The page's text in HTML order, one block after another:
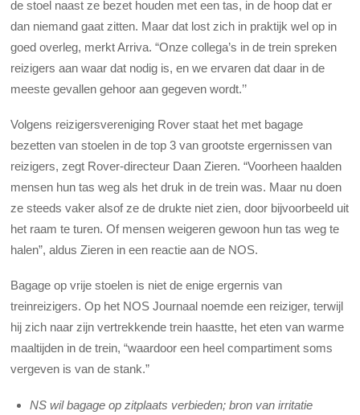
de stoel naast ze bezet houden met een tas, in de hoop dat er
dan niemand gaat zitten. Maar dat lost zich in praktijk wel op in
goed overleg, merkt Arriva. “Onze collega’s in de trein spreken
reizigers aan waar dat nodig is, en we ervaren dat daar in de
meeste gevallen gehoor aan gegeven wordt.’’
Volgens reizigersvereniging Rover staat het met bagage
bezetten van stoelen in de top 3 van grootste ergernissen van
reizigers, zegt Rover-directeur Daan Zieren. “Voorheen haalden
mensen hun tas weg als het druk in de trein was. Maar nu doen
ze steeds vaker alsof ze de drukte niet zien, door bijvoorbeeld uit
het raam te turen. Of mensen weigeren gewoon hun tas weg te
halen”, aldus Zieren in een reactie aan de NOS.
Bagage op vrije stoelen is niet de enige ergernis van
treinreizigers. Op het NOS Journaal noemde een reiziger, terwijl
hij zich naar zijn vertrekkende trein haastte, het eten van warme
maaltijden in de trein, “waardoor een heel compartiment soms
vergeven is van de stank.”
NS wil bagage op zitplaats verbieden; bron van irritatie